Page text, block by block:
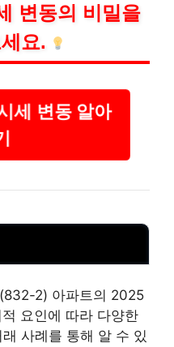
변동의 비밀을
요.
세 변동 알아
2) 아파트의 2025
요인에 따라 다양한
사례를 통해 알 수 있